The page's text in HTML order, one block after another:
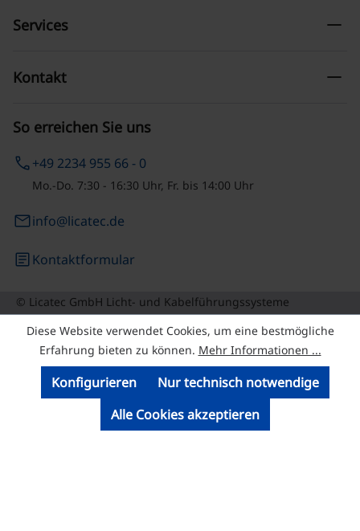
So erreichen Sie uns
phone+49 2234 955 66 - 0
Mo.-Do. 7:30 - 16:30 Uhr, Fr. bis 14:00 Uhr
emailinfo@licatec.de
articleKontaktformular
Services remove
Kontakt remove
© Licatec GmbH Licht- und Kabelführungssysteme
Diese Website verwendet Cookies, um eine bestmögliche
Erfahrung bieten zu können. Mehr Informationen ...
Nur technisch notwendige
Konfigurieren
Alle Cookies akzeptieren